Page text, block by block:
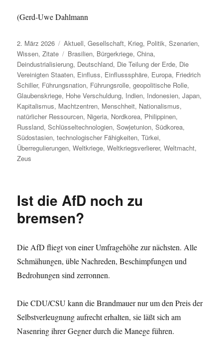
(Gerd-Uwe Dahlmann
Veröffentlicht
am
2. März 2026 Kategorien
Aktuell,Gesellschaft, Krieg, Politik,Szenarien,
Wissen,Zitate Schlagwörter
Brasilien, Bürgerkriege,China,
Deindustrialisierung, Deutschland, Die Teilung der Erde, Die
Vereinigten Staaten, Einfluss, Einflusssphäre, Europa, Friedrich
Schiller, Führungsnation, Führungsrolle,geopolitische Rolle,
Glaubenskriege, Hohe Verschuldung, Indien, Indonesien,Japan,
Kapitalismus, Machtzentren, Menschheit, Nationalismus,
natürlicher Ressourcen, Nigeria, Nordkorea, Philippinen,
Russland,Schlüsseltechnologien,Sowjetunion,Südkorea,
Südostasien,technologischer Fähigkeiten,Türkei,
Überregulierungen,Weltkriege,Weltkriegsverlierer,Weltmacht,
Zeus
Ist die AfD noch zu
bremsen?
Die AfD fliegt von einer Umfragehöhe zur nächsten. Alle
Schmähungen, üble Nachreden, Beschimpfungen und
Bedrohungen sind zerronnen.
Die CDU/CSU kann die Brandmauer nur um den Preis der
Selbstverleugnung aufrecht erhalten, sie läßt sich am
Nasenring ihrer Gegner durch die Manege führen.